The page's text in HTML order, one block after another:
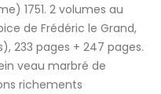
1751. 2 volumes au
de Frédéric le Grand,
233 pages + 247 pages.
veau marbré de
richements